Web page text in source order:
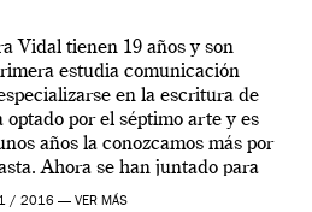
Vidal tienen 19 años y son
estudia comunicación
en la escritura de
por el séptimo arte y es
años la conozcamos más por
Ahora se han juntado para
una […]
/ 2016 — VER MÁS